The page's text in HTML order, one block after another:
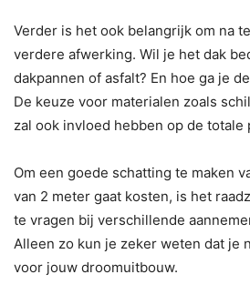
Verder is het ook belangrijk om na
verdere afwerking. Wil je het dak
dakpannen of asfalt? En hoe ga je
De keuze voor materialen zoals
zal ook invloed hebben op de totale
Om een goede schatting te maken
van 2 meter gaat kosten, is het
te vragen bij verschillende
Alleen zo kun je zeker weten dat je
voor jouw droomuitbouw.